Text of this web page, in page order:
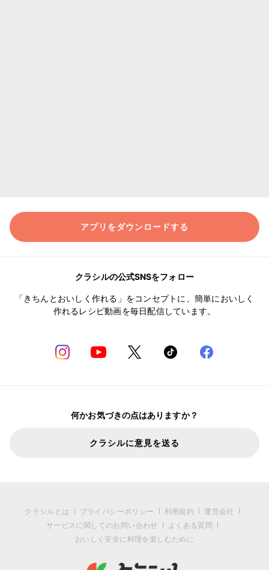
アプリをダウンロードする
クラシルの公式SNSをフォロー
「きちんとおいしく作れる」をコンセプトに、簡単においしく
作れるレシピ動画を毎日配信しています。
何かお気づきの点はありますか？
クラシルに意見を送る
クラシルとは プライバシーポリシー 利用規約
運営会社
サービスに関してのお問い合わせ
よくある質問
おいしく安全に料理を楽しむために